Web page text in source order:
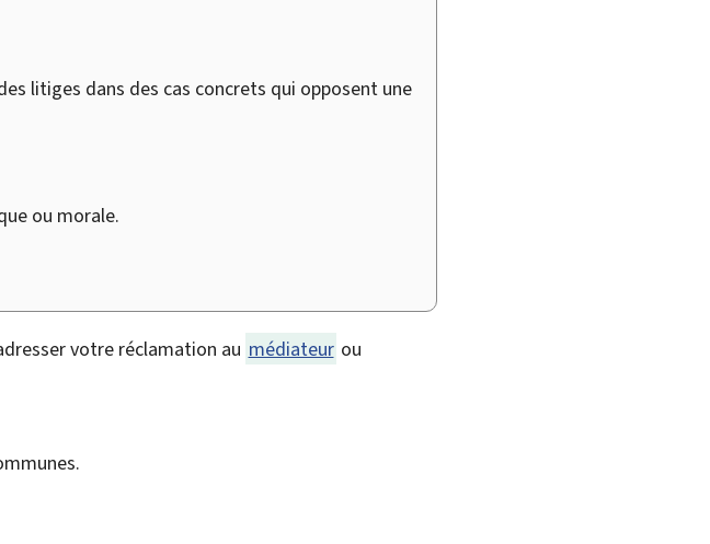
litiges dans des cas concrets qui opposent une
ou morale.
votre réclamation au médiateur ou